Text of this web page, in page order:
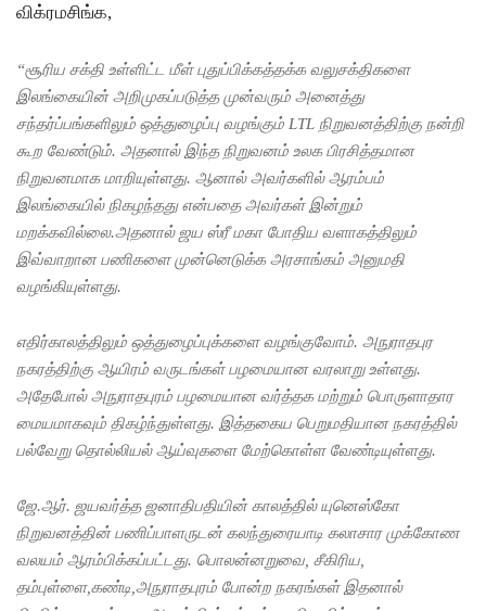
மற்றும்
உயர்தரப்
பரீட்சைக
ளுக்கு
விசேட
ஏற்பாடுக
ள்
றை
சிறைச்சா
லைக்கு
ன் கடத்த
முயன்ற
இருவர்
விக்ரமசிங்க,
“சூரிய சக்தி உள்ளிட்ட மீள் புதுப்பிக்கத்தக்க வலுசக்திகளை
இலங்கையின் அறிமுகப்படுத்த முன்வரும் அனைத்து
சந்தர்ப்பங்களிலும் ஒத்துழைப்பு வழங்கும் LTL நிறுவனத்திற்கு நன்றி
கூற வேண்டும். அதனால் இந்த நிறுவனம் உலக பிரசித்தமான
நிறுவனமாக மாறியுள்ளது. ஆனால் அவர்களில் ஆரம்பம்
இலங்கையில் நிகழந்தது என்பதை அவர்கள் இன்றும்
மறக்கவில்லை.அதனால் ஜய ஸ்ரீ மகா போதிய வளாகத்திலும்
இவ்வாறான பணிகளை முன்னெடுக்க அரசாங்கம் அனுமதி
வழங்கியுள்ளது.
எதிர்காலத்திலும் ஒத்துழைப்புக்களை வழங்குவோம். அநுராதபுர
நகரத்திற்கு ஆயிரம் வருடங்கள் பழமையான வரலாறு உள்ளது.
அதேபோல் அநுராதபுரம் பழமையான வர்த்தக மற்றும் பொருளாதார
மையமாகவும் திகழ்ந்துள்ளது. இத்தகைய பெறுமதியான நகரத்தில்
பல்வேறு தொல்லியல் ஆய்வுகளை மேற்கொள்ள வேண்டியுள்ளது.
ஜே.ஆர். ஜயவர்த்த ஜனாதிபதியின் காலத்தில் யுனெஸ்கோ
நிறுவனத்தின் பணிப்பாளருடன் கலந்துரையாடி கலாசார முக்கோண
வலயம் ஆரம்பிக்கப்பட்டது. பொலன்னறுவை, சீகிரிய,
தம்புள்ளை,கண்டி,அநுராதபுரம் போன்ற நகரங்கள் இதனால்